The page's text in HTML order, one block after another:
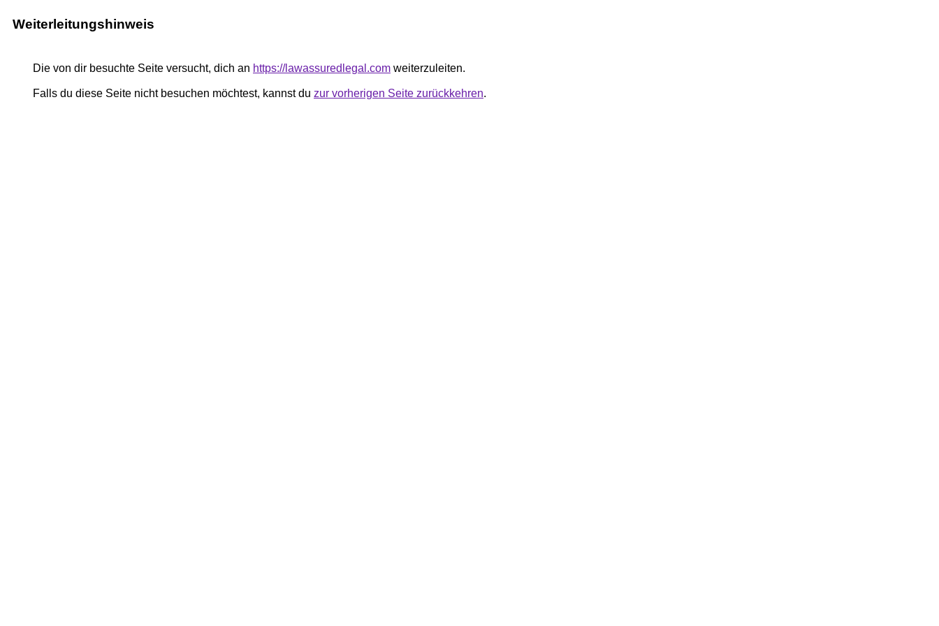
Weiterleitungshinweis
Die von dir besuchte Seite versucht, dich an https://lawassuredlegal.com weiterzuleiten.
Falls du diese Seite nicht besuchen möchtest, kannst du zur vorherigen Seite zurückkehren.